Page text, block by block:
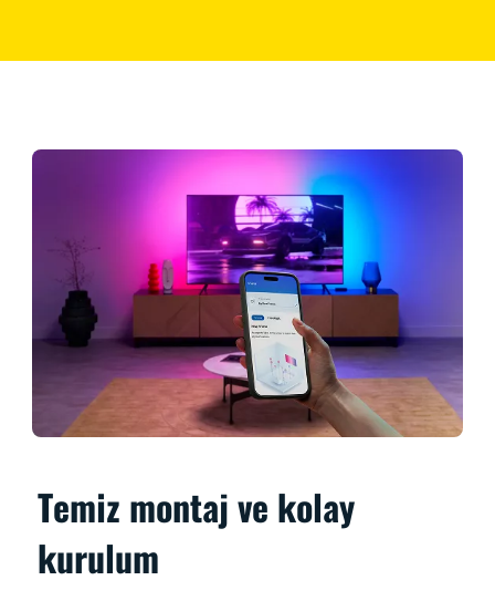
Temiz montaj ve kolay
kurulum